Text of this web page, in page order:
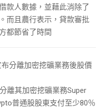
款人數據，並藉此消除了
而且農行表示，貸款審批
都節省了時間
分離加密挖礦業務後股價
離其加密挖礦業務Super
普通股股東支付至少80％